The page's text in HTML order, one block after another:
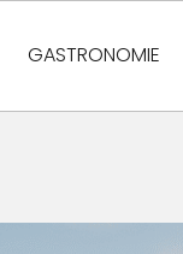
GASTRONOMIE